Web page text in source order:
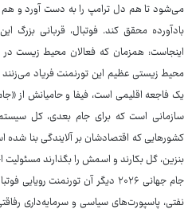
بادآورده محقق کند. فوتبال، قربانی بزرگ
اینجاست: همزمان که فعالان محیط زیست در
محیط زیستی عظیم این تورنمنت فریاد
یک فاجعه اقلیمی است، فیفا و حامیانش از
سازمانی است که برای جام بعدی، کل
کشورهایی که اقتصادشان بر آلایندگی بنا شده
بنزین، گل بکارند و اسمش را بگذارند مسئولیت
جام جهانی ۲۰۲۶ دیگر آن تورنمنت
نفتی، پاسپورت‌های سیاسی و سرمایه‌داری